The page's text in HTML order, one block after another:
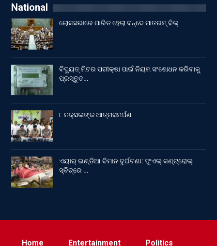
National
ଲୋକସଭାରେ ପାରିତ ହେଲା ବନ୍ଦେ ମାତରମ୍‌ ବିଲ୍‌
ବିଦ୍ୟୁତ୍ ମିଟର ପରୀକ୍ଷା ପାଇଁ ନିୟମ ସଂଶୋଧନ କରିବାକୁ
ପ୍ରସ୍ତୁତ…
୮ ନକ୍ସଲଙ୍କ ଆତ୍ମସମର୍ପଣ
ଏୟାର୍ ଇଣ୍ଡିଆ ବିମାନ ଦୁର୍ଘଟଣା: ଫୁଏଲ୍‌ କଣ୍ଟ୍ରୋଲ୍‌
ସ୍ବିଚ୍‌ରେ …
Home Entertainment Politics